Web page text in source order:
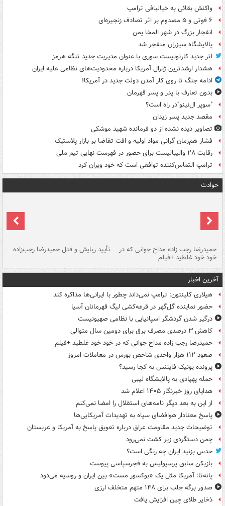
واکنش بقائی به خیالبافی ترامپ
۶ فوتی و ۵ مصدوم بر اثر تصادف زنجیره‌ای
انفجار بزرگ در شهر المخا یمن
پالایشگاه سیزران منفجر شد
اثر جدید کارتونیست سوری با عنوان مدیریت جدید تنگه هرمز
هشدار ارشدترین ژنرال آمریکا درباره محدودیت‌های نظامی علیه ایران
ادامه جنگ تا روی کار آمدن دولت جدید در آمریکا!
بدون تعارف با پدر و پسر قهرمان
"سوپر ال‌نینو"در راه است؟
مقصد جدید پسر زیدان
تصاویر دیده‌ نشده از دو فرمانده شهید موشکی
فشار هم‌زمان گرانی مواد اولیه و افت تقاضا بر بازار پلاستیک
رقابت ۲۸ والیبالیست برای حضور در فهرست نهایی تیم ملی
ترامپ التماس‌کننده توافقی است که خود ویران کرد
حوادث
حمیدرضا رجب زاده مداح جوانی که در
خود خود غلطید +فیلم
تأیید ربایش و قتل حمیدرضا رجب‌زاده
آخرین اخبار
هیلاری کلینتون: ترامپ نمی‌داند چطور با ایرانی‌ها مذاکره کند
حضور نماینده گل‌گهر در قرعه‌کشی لیگ قهرمانان آسیا
درگیر شدن گردشگر اسپانیایی با نظامی صهیونیست
کاهش ۳ درصدی مصرف برق برای دومین سال متوالی
حمیدرضا رجب زاده مداح جوانی که در خود خود غلطید +فیلم
صعود ۱۱۲ هزار واحدی شاخص بورس در معاملات امروز
پرونده یونیک فایننس به کجا رسید؟
حمله پهپادی به پالایشگاه لیبی
هدایای روز خبرنگار ۱۴۰۵ اعلام شد
از این به بعد دیگر نامه‌های استقلال را امضا نمی‌کنم
پاسخ معنادار هوافضای سپاه به تهدیدات آمریکایی‌ها
توضیحات جدید مقاومت عراق درباره تعویق پاسخ به آمریکا و عربستان
چمن دستگردی زیر کشت نمی‌رود
حدس بزنید ایران چه رنگی است؟
بازیکن سابق پرسپولیس به فجرسپاسی پیوست
پانه‌تا: آمریکا مثل یک «بوکسور مست» بین ایران و روسیه می‌دود
صدور برگه جلب برای ۱۴۸ متهم متخلف ارزی
ذخایر طلای چین افزایش یافت